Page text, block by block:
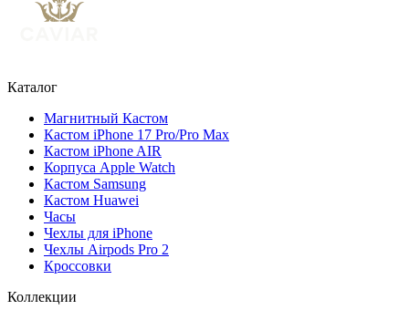
Каталог
Магнитный Кастом
Кастом iPhone 17 Pro/Pro Max
Кастом iPhone AIR
Корпуса Apple Watch
Кастом Samsung
Кастом Huawei
Часы
Чехлы для iPhone
Чехлы Airpods Pro 2
Кроссовки
Коллекции